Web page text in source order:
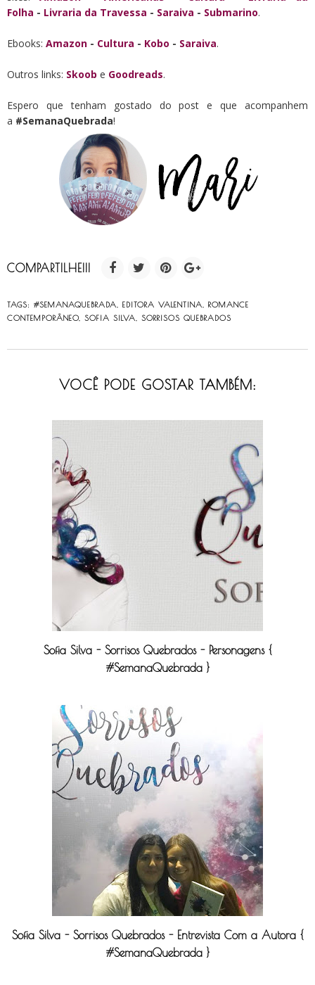
Folha - Livraria da Travessa - Saraiva - Submarino.
Ebooks: Amazon - Cultura - Kobo - Saraiva.
Outros links: Skoob e Goodreads.
Espero que tenham gostado do post e que acompanhem
a #SemanaQuebrada!
COMPARTILHE!!!
TAGS: #SEMANAQUEBRADA EDITORA VALENTINA
ROMANCE
CONTEMPORÂNEO
SOFIA SILVA SORRISOS QUEBRADOS
VOCÊ PODE GOSTAR TAMBÉM:
Sofia Silva - Sorrisos Quebrados - Personagens {
#SemanaQuebrada }
Sofia Silva - Sorrisos Quebrados - Entrevista Com a Autora {
#SemanaQuebrada }